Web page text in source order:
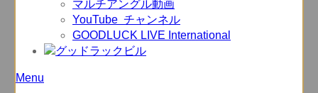
マルチアングル動画
YouTube チャンネル
GOODLUCK LIVE International
Menu